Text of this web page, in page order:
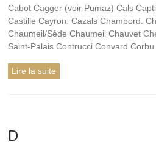
Cabot Cagger (voir Pumaz) Cals
Castille Cayron. Cazals Chambord.
Chaumeil/Sède Chaumeil Chauvet
Saint-Palais Contrucci Convard
Lire la suite
D